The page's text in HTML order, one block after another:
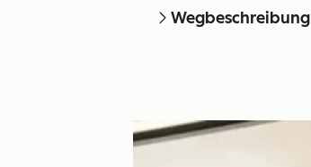
Wegbeschreibung